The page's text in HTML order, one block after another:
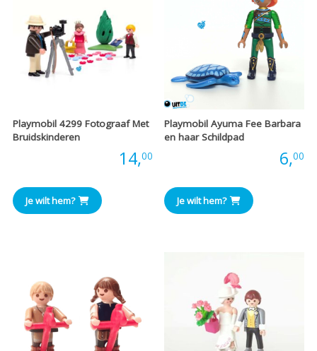
Playmobil 4299 Fotograaf Met
Bruidskinderen
14,00
Je wilt hem?
Playmobil Ayuma Fee Barbara
en haar Schildpad
6,00
Je wilt hem?